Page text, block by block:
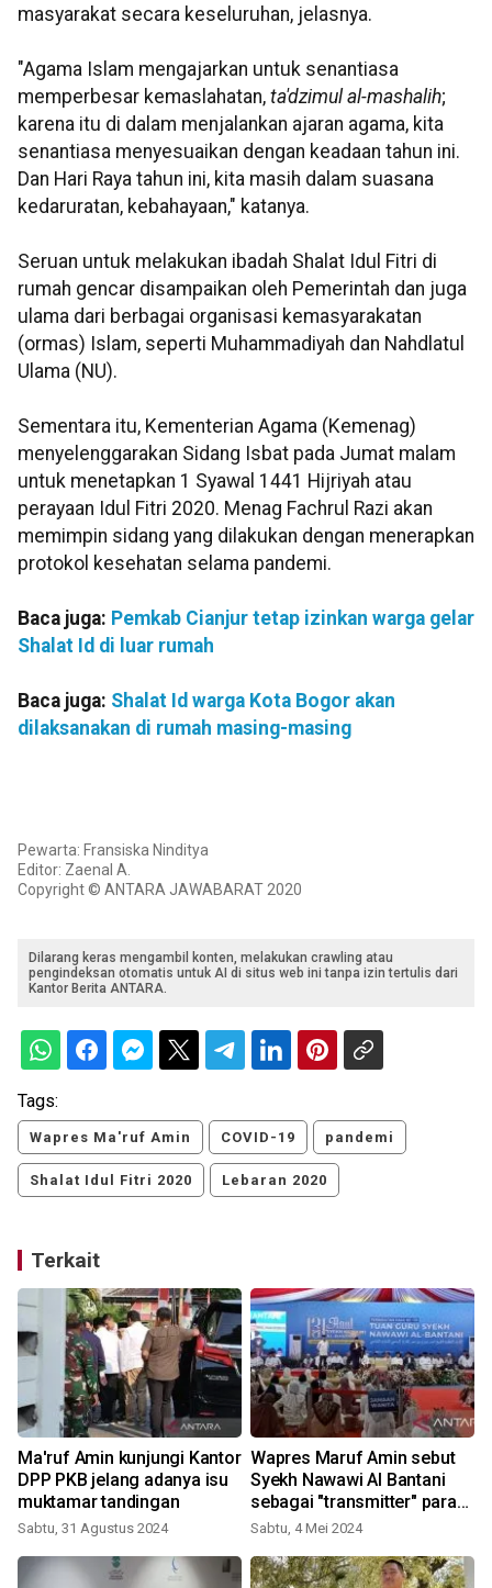
masyarakat secara keseluruhan, jelasnya.
"Agama Islam mengajarkan untuk senantiasa
memperbesar kemaslahatan, ta'dzimul al-mashalih;
karena itu di dalam menjalankan ajaran agama, kita
senantiasa menyesuaikan dengan keadaan tahun ini.
Dan Hari Raya tahun ini, kita masih dalam suasana
kedaruratan, kebahayaan," katanya.
Seruan untuk melakukan ibadah Shalat Idul Fitri di
rumah gencar disampaikan oleh Pemerintah dan juga
ulama dari berbagai organisasi kemasyarakatan
(ormas) Islam, seperti Muhammadiyah dan Nahdlatul
Ulama (NU).
Sementara itu, Kementerian Agama (Kemenag)
menyelenggarakan Sidang Isbat pada Jumat malam
untuk menetapkan 1 Syawal 1441 Hijriyah atau
perayaan Idul Fitri 2020. Menag Fachrul Razi akan
memimpin sidang yang dilakukan dengan menerapkan
protokol kesehatan selama pandemi.
Baca juga: Pemkab Cianjur tetap izinkan warga gelar
Shalat Id di luar rumah
Baca juga: Shalat Id warga Kota Bogor akan
dilaksanakan di rumah masing-masing
Pewarta: Fransiska Ninditya
Editor: Zaenal A.
Copyright © ANTARA JAWABARAT 2020
Dilarang keras mengambil konten, melakukan crawling atau
pengindeksan otomatis untuk AI di situs web ini tanpa izin tertulis dari
Kantor Berita ANTARA.
Tags:
Wapres Ma'ruf Amin COVID-19 pandemi
Shalat Idul Fitri 2020 Lebaran 2020
Terkait
Ma'ruf Amin kunjungi Kantor
DPP PKB jelang adanya isu
muktamar tandingan
Sabtu, 31 Agustus 2024
Wapres Maruf Amin sebut
Syekh Nawawi Al Bantani
sebagai "transmitter" para
ulama
Sabtu, 4 Mei 2024